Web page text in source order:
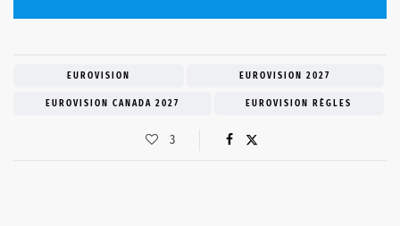
EUROVISION EUROVISION 2027
EUROVISION CANADA 2027 EUROVISION RÈGLES
3